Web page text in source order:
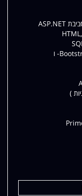
ניסיון מעשי עםAngular גרסה 8 ומעלהBootstrap- ו